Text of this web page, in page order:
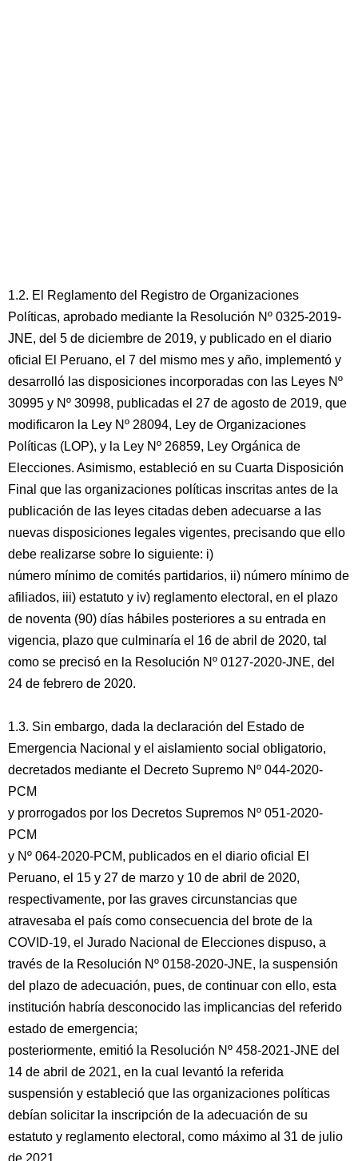
1.2. El Reglamento del Registro de Organizaciones
Políticas, aprobado mediante la Resolución Nº 0325-2019-
JNE, del 5 de diciembre de 2019, y publicado en el diario
oficial El Peruano, el 7 del mismo mes y año, implementó y
desarrolló las disposiciones incorporadas con las Leyes Nº
30995 y Nº 30998, publicadas el 27 de agosto de 2019, que
modificaron la Ley Nº 28094, Ley de Organizaciones
Políticas (LOP), y la Ley Nº 26859, Ley Orgánica de
Elecciones. Asimismo, estableció en su Cuarta Disposición
Final que las organizaciones políticas inscritas antes de la
publicación de las leyes citadas deben adecuarse a las
nuevas disposiciones legales vigentes, precisando que ello
debe realizarse sobre lo siguiente: i)
número mínimo de comités partidarios, ii) número mínimo de
afiliados, iii) estatuto y iv) reglamento electoral, en el plazo
de noventa (90) días hábiles posteriores a su entrada en
vigencia, plazo que culminaría el 16 de abril de 2020, tal
como se precisó en la Resolución Nº 0127-2020-JNE, del
24 de febrero de 2020.
1.3. Sin embargo, dada la declaración del Estado de
Emergencia Nacional y el aislamiento social obligatorio,
decretados mediante el Decreto Supremo Nº 044-2020-
PCM
y prorrogados por los Decretos Supremos Nº 051-2020-
PCM
y Nº 064-2020-PCM, publicados en el diario oficial El
Peruano, el 15 y 27 de marzo y 10 de abril de 2020,
respectivamente, por las graves circunstancias que
atravesaba el país como consecuencia del brote de la
COVID-19, el Jurado Nacional de Elecciones dispuso, a
través de la Resolución Nº 0158-2020-JNE, la suspensión
del plazo de adecuación, pues, de continuar con ello, esta
institución habría desconocido las implicancias del referido
estado de emergencia;
posteriormente, emitió la Resolución Nº 458-2021-JNE del
14 de abril de 2021, en la cual levantó la referida
suspensión y estableció que las organizaciones políticas
debían solicitar la inscripción de la adecuación de su
estatuto y reglamento electoral, como máximo al 31 de julio
de 2021.